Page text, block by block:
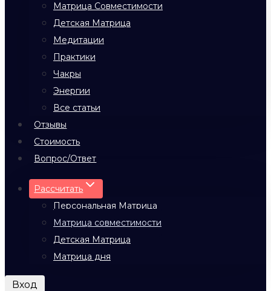
Матрица Совместимости
Детская Матрица
Медитации
Практики
Чакры
Энергии
Все статьи
Отзывы
Стоимость
Вопрос/Ответ
Рассчитать
Персональная Матрица
Матрица совместимости
Детская Матрица
Матрица дня
Вход